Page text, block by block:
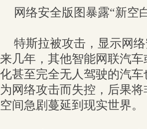
网络安全版图暴露“新空
特斯拉被攻击，显示网
来几年，其他智能网联汽
化甚至完全无人驾驶的汽
为网络攻击而失控，后果
空间急剧蔓延到现实世界。